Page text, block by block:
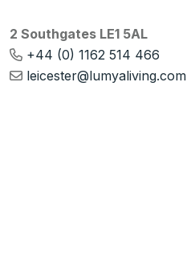
2 Southgates LE1 5AL
+44 (0) 1162 514 466
leicester@lumyaliving.com